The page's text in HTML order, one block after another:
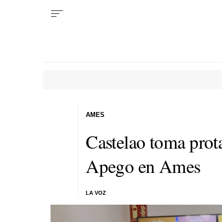
Castelao toma
Apego en Ames
LA VOZ
AMES